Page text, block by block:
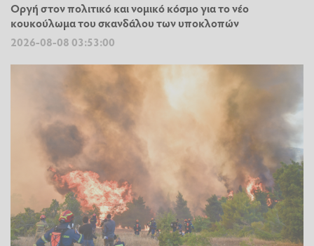
Οργή στον πολιτικό και νομικό κόσμο για το νέο
κουκούλωμα του σκανδάλου των υποκλοπών
2026-08-08 03:53:00